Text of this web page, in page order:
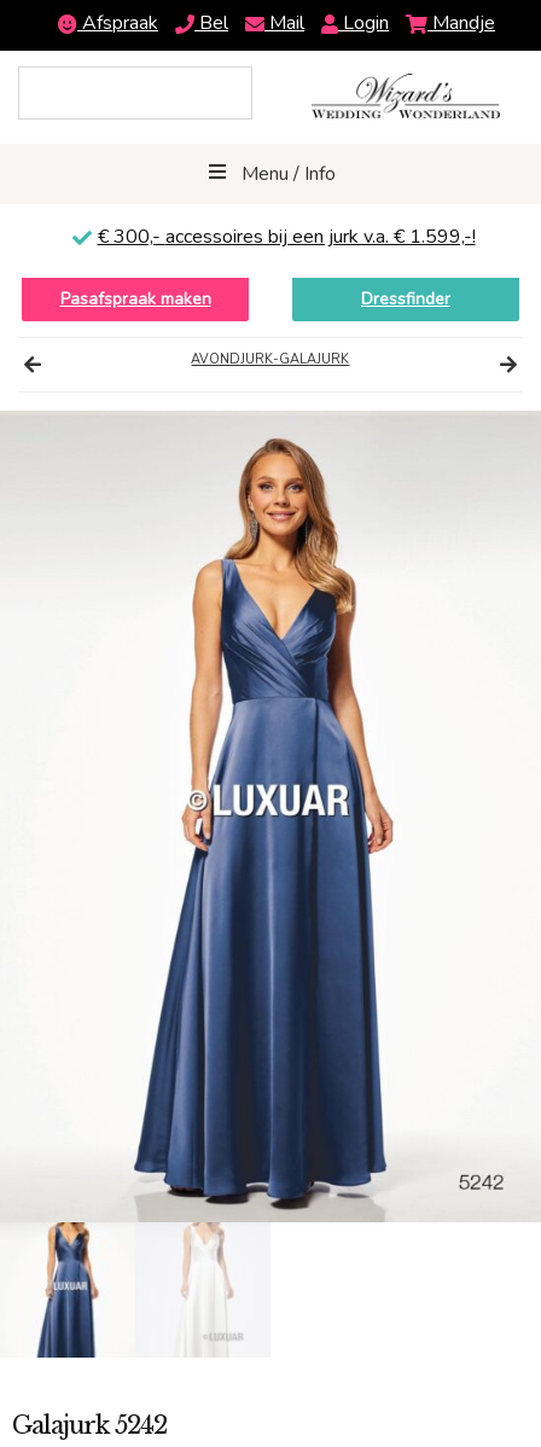
Afspraak Bel Mail Login Mandje
Menu / Info
€ 300,- accessoires bij een jurk v.a. € 1.599,-!
Pasafspraak maken Dressfinder
AVONDJURK-GALAJURK
Galajurk 5242